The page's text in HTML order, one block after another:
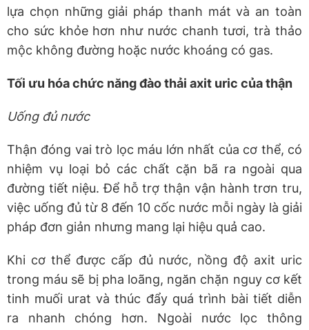
lựa chọn những giải pháp thanh mát và an toàn
cho sức khỏe hơn như nước chanh tươi, trà thảo
mộc không đường hoặc nước khoáng có gas.
Tối ưu hóa chức năng đào thải axit uric của thận
Uống đủ nước
Thận đóng vai trò lọc máu lớn nhất của cơ thể, có
nhiệm vụ loại bỏ các chất cặn bã ra ngoài qua
đường tiết niệu. Để hỗ trợ thận vận hành trơn tru,
việc uống đủ từ 8 đến 10 cốc nước mỗi ngày là giải
pháp đơn giản nhưng mang lại hiệu quả cao.
Khi cơ thể được cấp đủ nước, nồng độ axit uric
trong máu sẽ bị pha loãng, ngăn chặn nguy cơ kết
tinh muối urat và thúc đẩy quá trình bài tiết diễn
ra nhanh chóng hơn. Ngoài nước lọc thông